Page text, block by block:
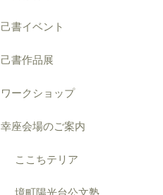
己書イベント
己書作品展
ワークショップ
幸座会場のご案内
ここちテリア
境町陽光台公文塾